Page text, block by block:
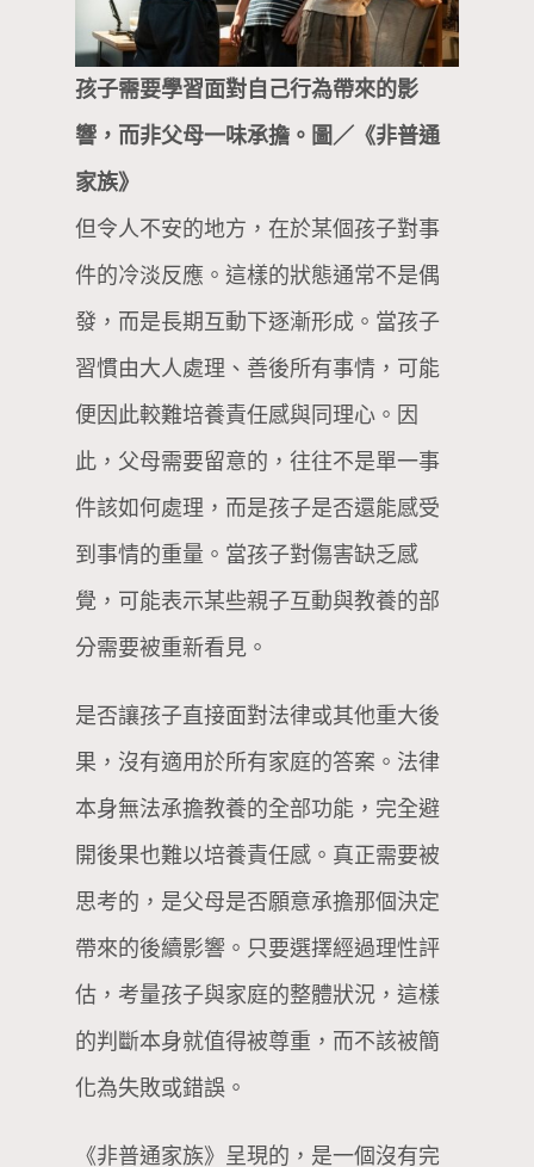
孩子需要學習面對自己行為帶來的影
響，而非父母一味承擔。圖／《非普通
家族》
但令人不安的地方，在於某個孩子對事
件的冷淡反應。這樣的狀態通常不是偶
發，而是長期互動下逐漸形成。當孩子
習慣由大人處理、善後所有事情，可能
便因此較難培養責任感與同理心。因
此，父母需要留意的，往往不是單一事
件該如何處理，而是孩子是否還能感受
到事情的重量。當孩子對傷害缺乏感
覺，可能表示某些親子互動與教養的部
分需要被重新看見。
是否讓孩子直接面對法律或其他重大後
果，沒有適用於所有家庭的答案。法律
本身無法承擔教養的全部功能，完全避
開後果也難以培養責任感。真正需要被
思考的，是父母是否願意承擔那個決定
帶來的後續影響。只要選擇經過理性評
估，考量孩子與家庭的整體狀況，這樣
的判斷本身就值得被尊重，而不該被簡
化為失敗或錯誤。
《非普通家族》呈現的，是一個沒有完